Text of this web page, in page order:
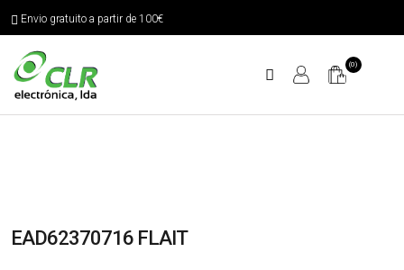
Envio gratuito a partir de 100€
(0)
EAD62370716 FLAIT